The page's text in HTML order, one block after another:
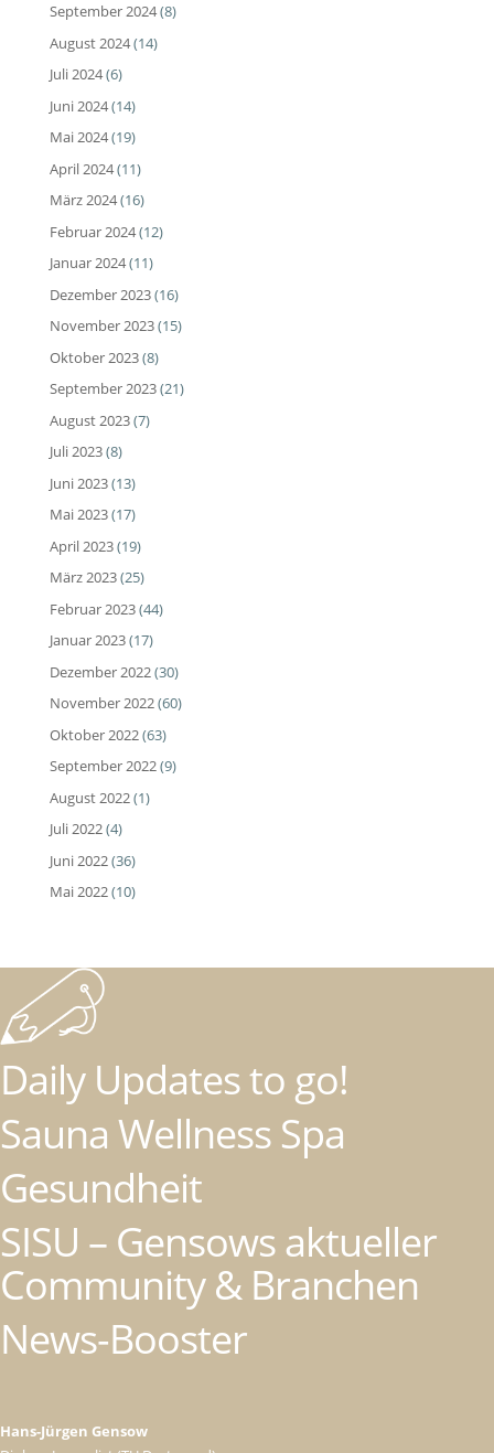
September 2024(8)
August 2024(14)
Juli 2024(6)
Juni 2024(14)
Mai 2024(19)
April 2024(11)
März 2024(16)
Februar 2024(12)
Januar 2024(11)
Dezember 2023(16)
November 2023(15)
Oktober 2023(8)
September 2023(21)
August 2023(7)
Juli 2023(8)
Juni 2023(13)
Mai 2023(17)
April 2023(19)
März 2023(25)
Februar 2023(44)
Januar 2023(17)
Dezember 2022(30)
November 2022(60)
Oktober 2022(63)
September 2022(9)
August 2022(1)
Juli 2022(4)
Juni 2022(36)
Mai 2022(10)
Daily Updates to go!
Sauna Wellness Spa
Gesundheit
SISU – Gensows aktueller
Community & Branchen
News-Booster
Hans-Jürgen Gensow